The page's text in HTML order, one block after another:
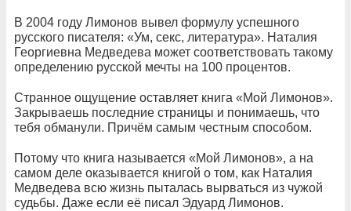
В 2004 году Лимонов вывел формулу успешного
русского писателя: «Ум, секс, литература». Наталия
Георгиевна Медведева может соответствовать такому
определению русской мечты на 100 процентов.
Странное ощущение оставляет книга «Мой Лимонов».
Закрываешь последние страницы и понимаешь, что
тебя обманули. Причём самым честным способом.
Потому что книга называется «Мой Лимонов», а на
самом деле оказывается книгой о том, как Наталия
Медведева всю жизнь пыталась вырваться из чужой
судьбы. Даже если её писал Эдуард Лимонов.